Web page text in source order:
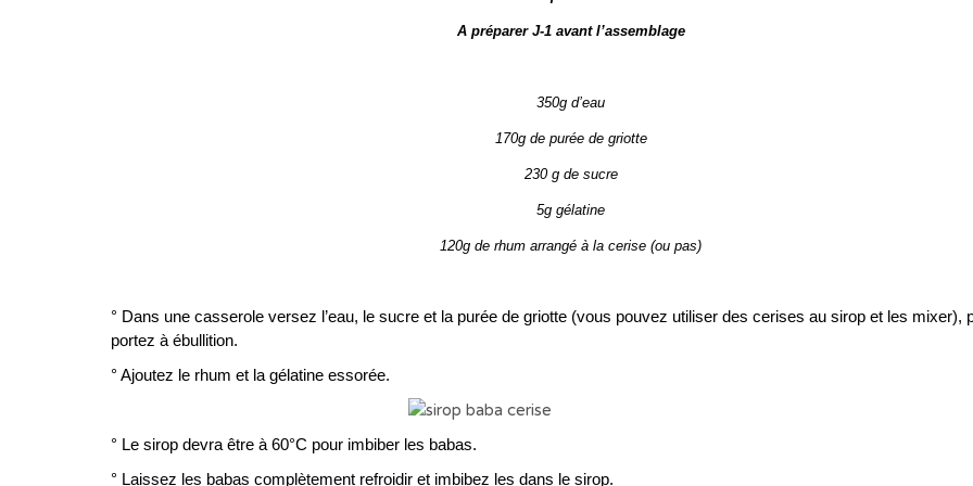
A préparer J-1 avant l’assemblage
350g d’eau
170g de purée de griotte
230 g de sucre
5g gélatine
120g de rhum arrangé à la cerise (ou pas)
° Dans une casserole versez l’eau, le sucre et la purée de griotte (vous pouvez utiliser des cerises au sirop et les mixer),
portez à ébullition.
° Ajoutez le rhum et la gélatine essorée.
° Le sirop devra être à 60°C pour imbiber les babas.
° Laissez les babas complètement refroidir et imbibez les dans le sirop.